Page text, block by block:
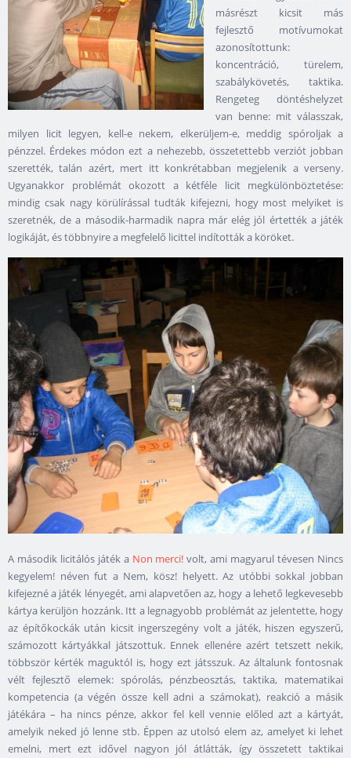
másrészt kicsit más
fejlesztő motívumokat
azonosítottunk:
koncentráció, türelem,
szabálykövetés, taktika.
Rengeteg döntéshelyzet
van benne: mit válasszak,
milyen licit legyen, kell-e nekem, elkerüljem-e, meddig spóroljak a
pénzzel. Érdekes módon ezt a nehezebb, összetettebb verziót jobban
szerették, talán azért, mert itt konkrétabban megjelenik a verseny.
Ugyanakkor problémát okozott a kétféle licit megkülönböztetése:
mindig csak nagy körülírással tudták kifejezni, hogy most melyiket is
szeretnék, de a második-harmadik napra már elég jól értették a játék
logikáját, és többnyire a megfelelő licittel indították a köröket.
A második licitálós játék a Non merci! volt, ami magyarul tévesen Nincs
kegyelem! néven fut a Nem, kösz! helyett. Az utóbbi sokkal jobban
kifejezné a játék lényegét, ami alapvetően az, hogy a lehető legkevesebb
kártya kerüljön hozzánk. Itt a legnagyobb problémát az jelentette, hogy
az építőkockák után kicsit ingerszegény volt a játék, hiszen egyszerű,
számozott kártyákkal játszottuk. Ennek ellenére azért tetszett nekik,
többször kérték maguktól is, hogy ezt játsszuk. Az általunk fontosnak
vélt fejlesztő elemek: spórolás, pénzbeosztás, taktika, matematikai
kompetencia (a végén össze kell adni a számokat), reakció a másik
játékára – ha nincs pénze, akkor fel kell vennie előled azt a kártyát,
amelyik neked jó lenne stb. Éppen az utolsó elem az, amelyet ki lehet
emelni, mert ezt idővel nagyon jól átlátták, így összetett taktikai